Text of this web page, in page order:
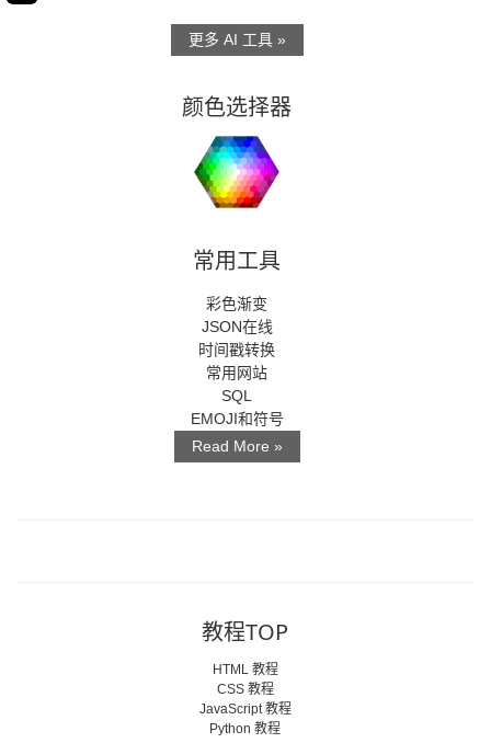
更多 AI 工具 »
颜色选择器
常用工具
彩色渐变
JSON在线
时间戳转换
常用网站
SQL
EMOJI和符号
Read More »
教程TOP
HTML 教程
CSS 教程
JavaScript 教程
Python 教程